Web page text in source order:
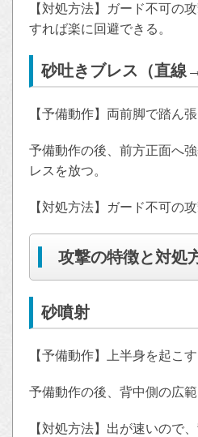
【対処方法】ガード不可の
すれば楽に回避できる。
砂吐きブレス（直線
【予備動作】両前脚で踏ん
予備動作の後、前方正面へ
レスを放つ。
【対処方法】ガード不可の
攻撃の特徴と対処
砂噴射
【予備動作】上半身を起こす
予備動作の後、背中側の広
【対処方法】出が速いので